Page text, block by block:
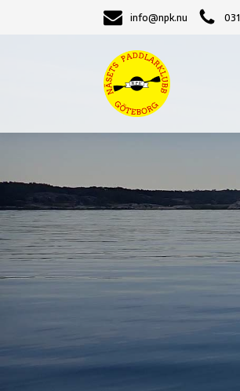
info@npk.nu